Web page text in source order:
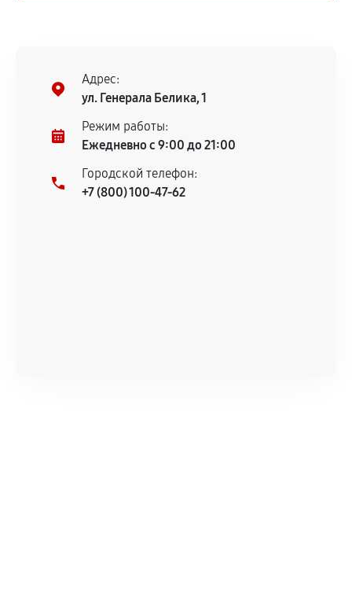
Адрес:
ул. Генерала Белика, 1
Режим работы:
Ежедневно с 9:00 до 21:00
Городской телефон:
+7 (800) 100-47-62